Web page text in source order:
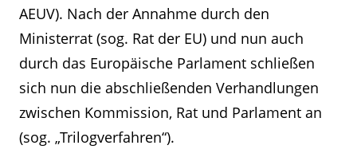
AEUV). Nach der Annahme durch den
Ministerrat (sog. Rat der EU) und nun auch
durch das Europäische Parlament schließen
sich nun die abschließenden Verhandlungen
zwischen Kommission, Rat und Parlament an
(sog. „Trilogverfahren“).